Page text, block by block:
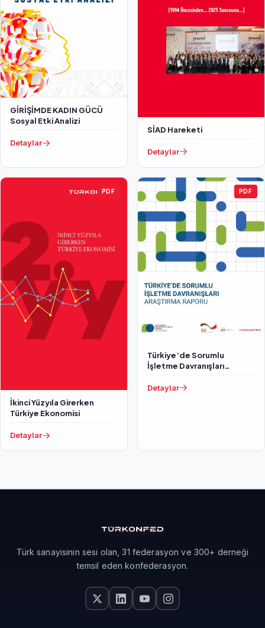
GİRİŞİMDE KADIN GÜCÜ
Sosyal Etki Analizi
Detaylar
SİAD Hareketi
Detaylar
PDF
İkinci Yüzyıla Girerken
Türkiye Ekonomisi
Detaylar
PDF
Türkiye’de Sorumlu
İşletme Davranışları
Detaylar
Türk sanayisinin sesi olan, 31 federasyon ve 300+ derneği
temsil eden konfederasyon.